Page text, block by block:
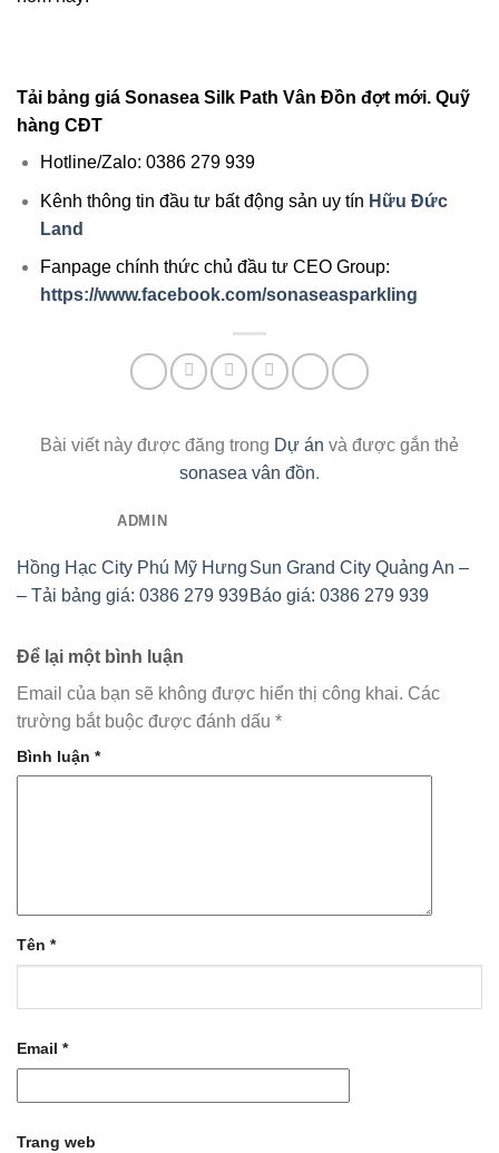
Tải bảng giá Sonasea Silk Path Vân Đồn đợt mới. Quỹ
hàng CĐT
Hotline/Zalo: 0386 279 939
Kênh thông tin đầu tư bất động sản uy tín Hữu Đức
Land
Fanpage chính thức chủ đầu tư CEO Group:
https://www.facebook.com/sonaseasparkling
Bài viết này được đăng trong Dự án và được gắn thẻ
sonasea vân đồn.
ADMIN
Hồng Hạc City Phú Mỹ Hưng
– Tải bảng giá: 0386 279 939
Sun Grand City Quảng An –
Báo giá: 0386 279 939
Để lại một bình luận
Email của bạn sẽ không được hiển thị công khai. Các
trường bắt buộc được đánh dấu *
Bình luận *
Tên *
Email *
Trang web